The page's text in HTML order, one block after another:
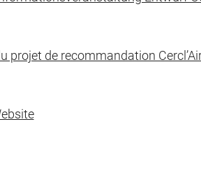
projet de recommandation